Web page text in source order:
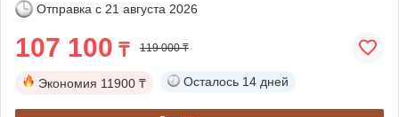
Отправка с 21 августа 2026
107 100 ₸ 119 000 ₸
Экономия 11900 ₸ Осталось 14 дней